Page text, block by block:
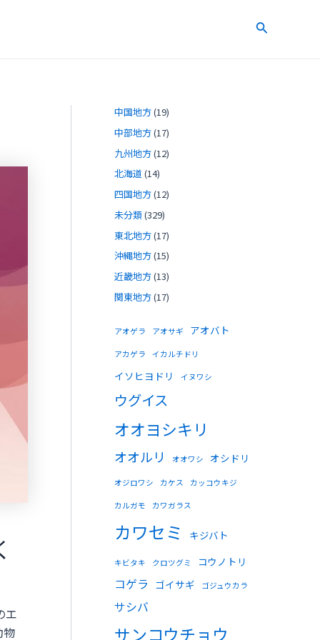
検
エ
物
中国地方(19)
中部地方(17)
九州地方(12)
北海道 (14)
四国地方(12)
未分類(329)
東北地方(17)
沖縄地方(15)
近畿地方(13)
関東地方(17)
アオゲラ アオサギ アオバト
アカゲラ イカルチドリ
イソヒヨドリ イヌワシ
ウグイス
オオヨシキリ
オオルリ オオワシ オシドリ
オジロワシ カケス カッコウキジ
カルガモ カワガラス
カワセミ キジバト
キビタキ クロツグミ コウノトリ
コゲラ ゴイサギ ゴジュウカラ
サシバ
サンコウチョウ